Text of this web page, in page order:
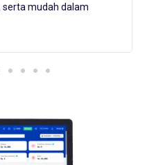
mudah dalam